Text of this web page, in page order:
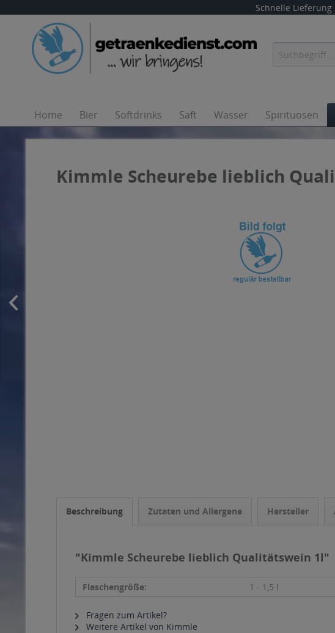
Schnelle Lieferung
Home Bier Softdrinks Saft Wasser Spirituosen
Kimmle Scheurebe lieblich
Beschreibung Zutaten und Allergene Hersteller
"Kimmle Scheurebe lieblich Qualitätswein 1l"
Flaschengröße: 1 - 1,5 l
Fragen zum Artikel?
Weitere Artikel von Kimmle